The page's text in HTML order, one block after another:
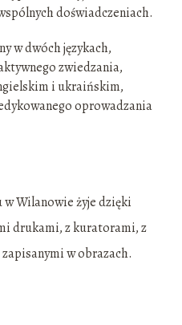
doświadczeniach.
w dwóch językach,
zwiedzania,
i ukraińskim,
oprowadzania
Wilanowie żyje dzięki
drukami, z kuratorami, z
w obrazach.